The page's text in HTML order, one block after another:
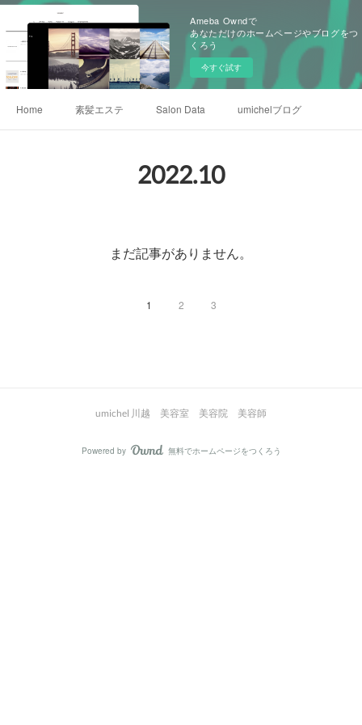
Ameba Owndで
あなただけのホームページやブログをつ
くろう
今すぐ試す
Home 素髪エステ Salon Data umichelブログ
2022.10
まだ記事がありません。
1 2 3
umichel 川越 美容室 美容院 美容師
Powered by AmebaOwnd
無料でホームページをつくろう